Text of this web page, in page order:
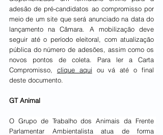
adesão de pré-candidatos ao compromisso por
meio de um site que será anunciado na data do
lançamento na Câmara. A mobilização deve
seguir até o período eleitoral, com atualização
pública do número de adesões, assim como os
novos pontos de coleta. Para ler a Carta
Compromisso, clique aqui ou vá até o final
deste documento.
GT Animal
O Grupo de Trabalho dos Animais da Frente
Parlamentar Ambientalista atua de forma